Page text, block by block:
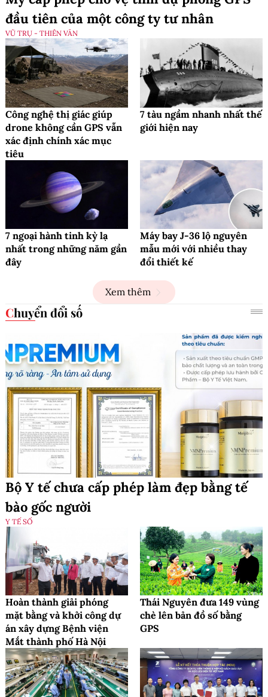
đầu tiên của một công ty tư nhân
VŨ TRỤ - THIÊN VĂN
Công nghệ thị giác giúp
drone không cần GPS vẫn
xác định chính xác mục
tiêu
7 tàu ngầm nhanh nhất thế
giới hiện nay
7 ngoại hành tinh kỳ lạ
nhất trong những năm gần
đây
Máy bay J-36 lộ nguyên
mẫu mới với nhiều thay
đổi thiết kế
Xem thêm
Chuyển đổi số
Bộ Y tế chưa cấp phép làm đẹp bằng tế
bào gốc người
Y TẾ SỐ
Hoàn thành giải phóng
mặt bằng và khởi công dự
án xây dựng Bệnh viện
Mắt thành phố Hà Nội
Thái Nguyên đưa 149 vùng
chè lên bản đồ số bằng
GPS